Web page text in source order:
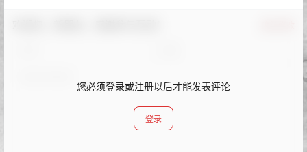
您必须登录或注册以后才能发表评论
登录